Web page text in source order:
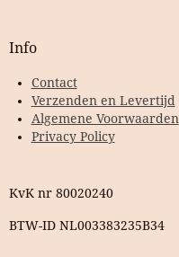
Info
Contact
Verzenden en Levertijd
Algemene Voorwaarden
Privacy Policy
KvK nr 80020240
BTW-ID NL003383235B34